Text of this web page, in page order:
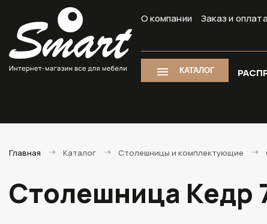
О компании Заказ и
КАТАЛОГ
Главная Каталог Столешницы и комплектующие
Столешница Кедр